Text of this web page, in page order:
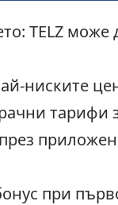
TELZ
ниските
при